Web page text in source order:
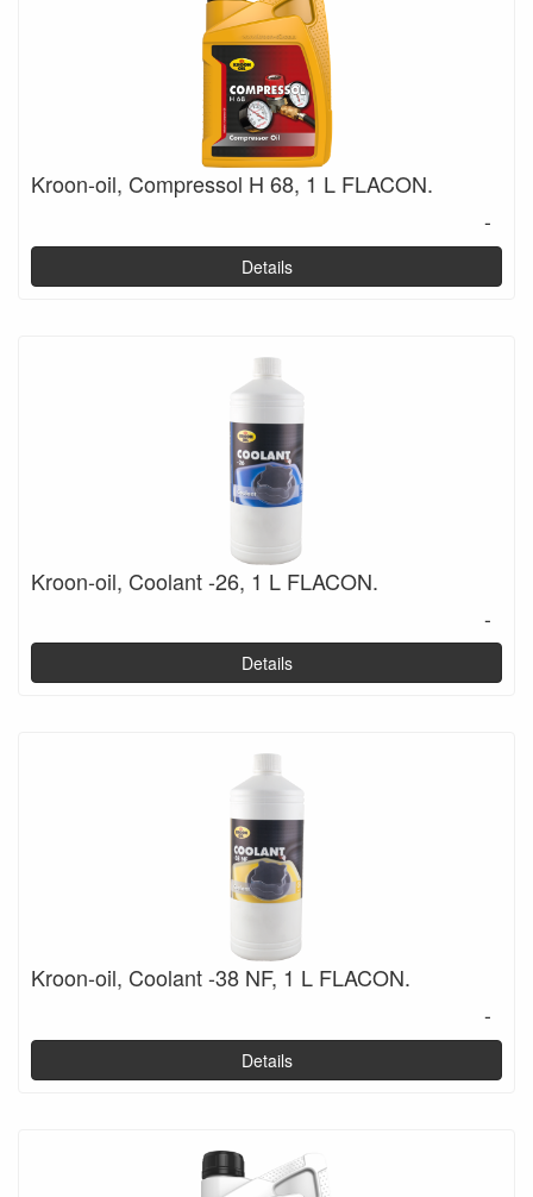
Kroon-oil, Compressol H 68, 1 L FLACON.
-
Details
Kroon-oil, Coolant -26, 1 L FLACON.
-
Details
Kroon-oil, Coolant -38 NF, 1 L FLACON.
-
Details